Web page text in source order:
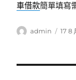
車借款簡單填寫
作
admin
發
17 8